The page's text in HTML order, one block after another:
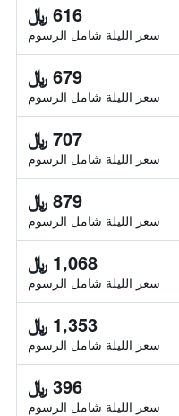
616 ﷼
سعر الليلة شامل الرسوم
679 ﷼
سعر الليلة شامل الرسوم
707 ﷼
سعر الليلة شامل الرسوم
879 ﷼
سعر الليلة شامل الرسوم
1,068 ﷼
سعر الليلة شامل الرسوم
1,353 ﷼
سعر الليلة شامل الرسوم
396 ﷼
سعر الليلة شامل الرسوم